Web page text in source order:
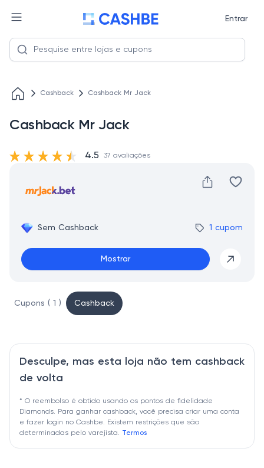
Entrar
Cashback Cashback Mr Jack
Cashback Mr Jack
Sem Cashback 1 cupom
Mostrar
4.5 37 avaliações
Cupons ( 1 ) Cashback
Desculpe, mas esta loja não tem cashback
de volta
* O reembolso é obtido usando os pontos de fidelidade
Diamonds. Para ganhar cashback, você precisa criar uma conta
e fazer login no Cashbe. Existem restrições que são
determinadas pelo varejista. Termos